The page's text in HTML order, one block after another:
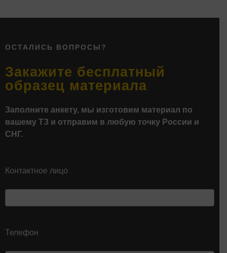
ОСТАЛИСЬ ВОПРОСЫ?
Закажите бесплатный
образец материала
Заполните анкету, мы изготовим материал по
вашему ТЗ и отправим в любую точку России и
СНГ.
Контактное лицо
Телефон